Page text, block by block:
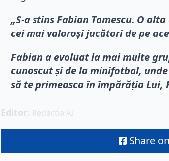
„S-a stins Fabian Tomescu. O
cei mai valoroși jucători de pe
Fabian a evoluat la mai multe
cunoscut și de la minifotbal,
să te primeasca în împărăția Lui,
Editor: Redactia AI
Share